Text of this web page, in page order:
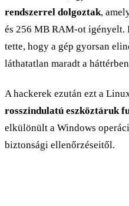
rendszerrel dolgoztak,
és 256 MB RAM-ot igényelt.
tette, hogy a gép gyorsan
láthatatlan maradt a
A hackerek ezután ezt a
rosszindulatú eszköztáruk
elkülönült a Windows
biztonsági ellenőrzéseitől.